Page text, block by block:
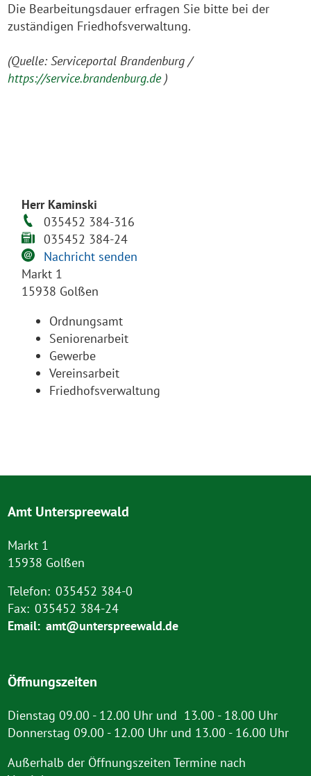
Die Bearbeitungsdauer erfragen Sie bitte bei der
zuständigen Friedhofsverwaltung.
(Quelle: Serviceportal Brandenburg /
https://service.brandenburg.de)
Herr Kaminski
035452 384-316
035452 384-24
Nachricht senden
Markt 1
15938 Golßen
Ordnungsamt
Seniorenarbeit
Gewerbe
Vereinsarbeit
Friedhofsverwaltung
Amt Unterspreewald
Markt 1
15938 Golßen
Telefon: 035452 384-0
Fax: 035452 384-24
Email: amt@unterspreewald.de
Öffnungszeiten
Dienstag 09.00 - 12.00 Uhr und 13.00 - 18.00 Uhr
Donnerstag 09.00 - 12.00 Uhr und 13.00 - 16.00 Uhr
Außerhalb der Öffnungszeiten Termine nach